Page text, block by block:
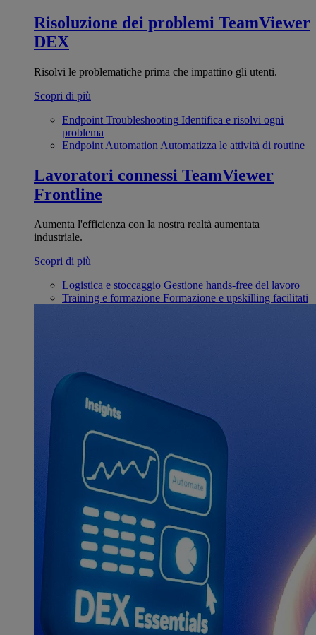
Risoluzione dei problemi TeamViewer
DEX
Risolvi le problematiche prima che impattino gli utenti.
Scopri di più
Endpoint Troubleshooting Identifica e risolvi ogni
problema
Endpoint Automation Automatizza le attività di routine
Lavoratori connessi TeamViewer
Frontline
Aumenta l'efficienza con la nostra realtà aumentata
industriale.
Scopri di più
Logistica e stoccaggio Gestione hands-free del lavoro
Training e formazione Formazione e upskilling facilitati